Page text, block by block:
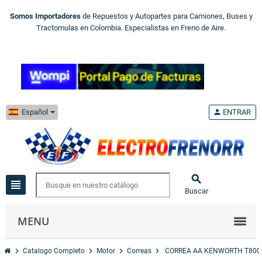
Somos Importadores de Repuestos y Autopartes para Camiones, Buses y
Tractomulas en Colombia. Especialistas en Freno de Aire.
Español
view_headline 
Buscar
person ENTRAR
MENU
chevron_right Catalogo Completo chevron_right Motor chevron_right Correas chevron_right CORREA AA KENWORTH